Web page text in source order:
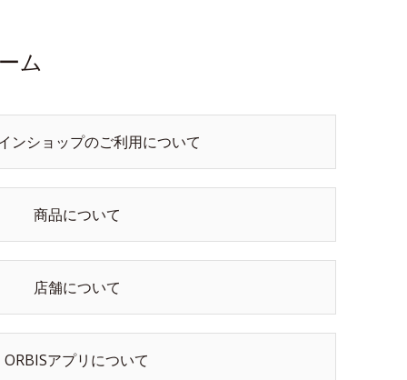
ム
ンショップのご利用について
商品について
店舗について
ORBISアプリについて